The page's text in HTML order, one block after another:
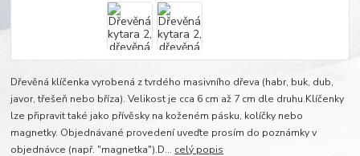
Dřevěná klíčenka vyrobená z tvrdého masivního dřeva (habr, buk, dub,
javor, třešeň nebo bříza). Velikost je cca 6 cm až 7 cm dle druhu.Klíčenky
lze připravit také jako přívěsky na koženém pásku, kolíčky nebo
magnetky. Objednávané provedení uveďte prosím do poznámky v
objednávce (např. "magnetka").D... celý popis